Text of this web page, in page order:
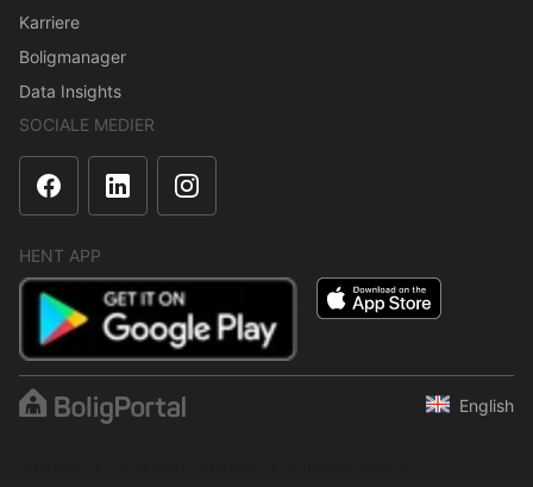
Karriere
Boligmanager
Data Insights
SOCIALE MEDIER
HENT APP
English